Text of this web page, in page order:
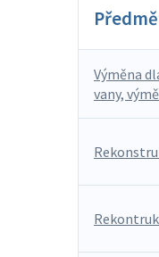
Výměna
vany,